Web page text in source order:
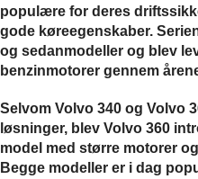
populære for deres
gode køreegenskaber.
og sedanmodeller og blev
benzinmotorer gennem
Selvom Volvo 340 og Volvo
løsninger, blev Volvo 360
model med større motorer
Begge modeller er i dag